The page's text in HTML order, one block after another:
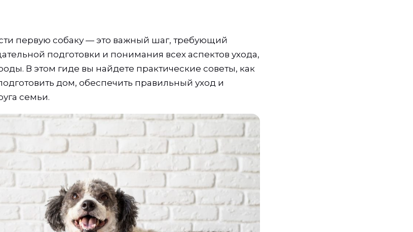
первую собаку — это важный шаг, требующий
подготовки и понимания всех аспектов ухода,
В этом гиде вы найдете практические советы, как
дом, обеспечить правильный уход и
семьи.